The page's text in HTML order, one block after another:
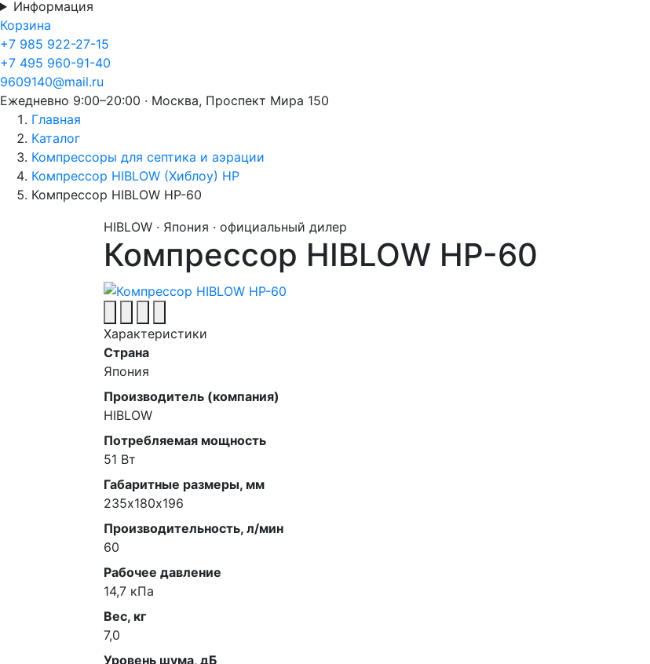
Информация
Корзина
+7 985 922-27-15
+7 495 960-91-40
9609140@mail.ru
Ежедневно 9:00–20:00 · Москва, Проспект Мира 150
Главная
Каталог
Компрессоры для септика и аэрации
Компрессор HIBLOW (Хиблоу) HP
Компрессор HIBLOW HP-60
HIBLOW · Япония · официальный дилер
Компрессор HIBLOW HP-60
Характеристики
Страна
Япония
Производитель (компания)
HIBLOW
Потребляемая мощность
51 Вт
Габаритные размеры, мм
235х180х196
Производительность, л/мин
60
Рабочее давление
14,7 кПа
Вес, кг
7,0
Уровень шума, дБ